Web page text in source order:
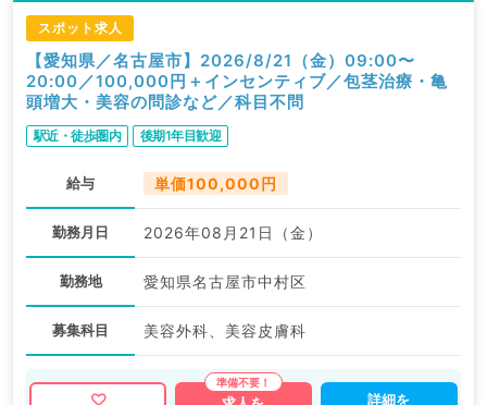
スポット求人
【愛知県／名古屋市】2026/8/21（金）09:00〜
20:00／100,000円＋インセンティブ／包茎治療・亀
頭増大・美容の問診など／科目不問
駅近・徒歩圏内 後期1年目歓迎
給与 単価100,000円
勤務月日 2026年08月21日（金）
勤務地 愛知県名古屋市中村区
募集科目 美容外科、美容皮膚科
詳細を